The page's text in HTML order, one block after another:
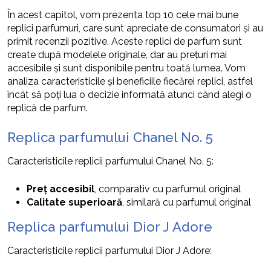
În acest capitol, vom prezenta top 10 cele mai bune
replici parfumuri, care sunt apreciate de consumatori și au
primit recenzii pozitive. Aceste replici de parfum sunt
create după modelele originale, dar au prețuri mai
accesibile și sunt disponibile pentru toată lumea. Vom
analiza caracteristicile și beneficiile fiecărei replici, astfel
încât să poți lua o decizie informată atunci când alegi o
replică de parfum.
Replica parfumului Chanel No. 5
Caracteristicile replicii parfumului Chanel No. 5:
Preț accesibil, comparativ cu parfumul original
Calitate superioară, similară cu parfumul original
Replica parfumului Dior J Adore
Caracteristicile replicii parfumului Dior J Adore: